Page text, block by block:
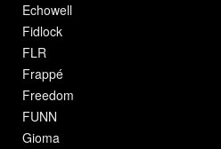
Echowell
Fidlock
FLR
Frappé
Freedom
FUNN
Gioma